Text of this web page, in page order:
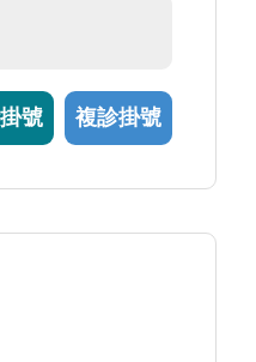
的患者，施打
與308nm準分
膏與光照深度的
供適合的雷射美
號 複診掛號